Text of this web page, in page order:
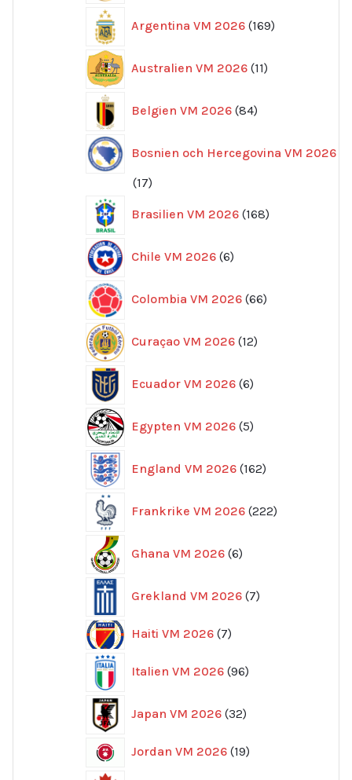
Argentina VM 2026 169
produkter
Australien VM 2026 11
produkter
Belgien VM 2026 84
produkter
Bosnien och Hercegovina VM 2026
1717
Brasilien VM 2026 168
produkter
Chile VM 2026 6
produkter
Colombia VM 2026 66
produkter
Curaçao VM 2026 12
produkter
Ecuador VM 2026 6
produkter
Egypten VM 2026 5
produkter
England VM 2026 162
produkter
Frankrike VM 2026 222
produkter
Ghana VM 2026 6
produkter
Grekland VM 2026 7
produkter
Haiti VM 2026 77
Italien VM 2026 96
produkter
Japan VM 2026 32
produkter
Jordan VM 2026 1919